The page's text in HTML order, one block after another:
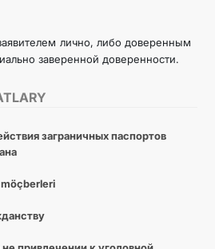
заграничных паспортов
лично, либо доверенным
заверенной доверенности.